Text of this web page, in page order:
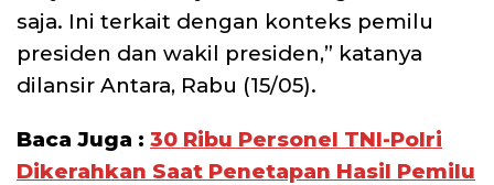
saja. Ini terkait dengan konteks pemilu
presiden dan wakil presiden,” katanya
dilansir Antara, Rabu (15/05).
Baca Juga : 30 Ribu Personel TNI-Polri
Dikerahkan Saat Penetapan Hasil Pemilu